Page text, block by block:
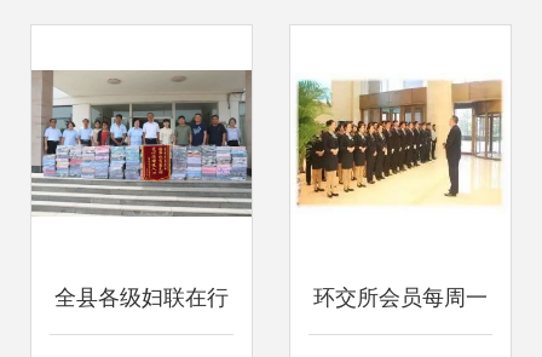
全县各级妇联在行 环交所会员每周一